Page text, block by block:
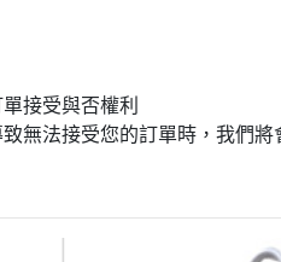
接受與否權利
無法接受您的訂單時，我們